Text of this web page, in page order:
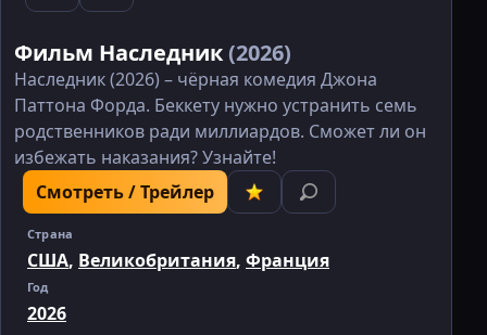
Фильм Наследник(2026)
Наследник (2026) – чёрная комедия Джона
Паттона Форда. Беккету нужно устранить семь
родственников ради миллиардов. Сможет ли он
избежать наказания? Узнайте!
Смотреть / Трейлер
Страна
США, Великобритания, Франция
Год
2026